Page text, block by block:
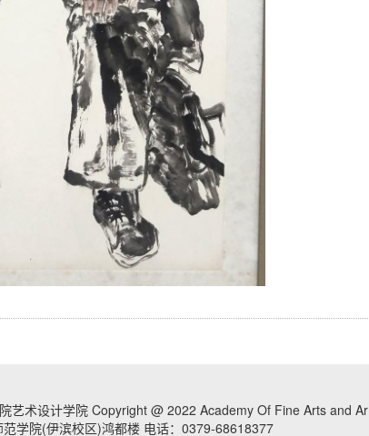
艺术设计学院 Copyright @ 2022 Academy Of Fine Arts and Ar
范学院(伊滨校区)鸿都楼 电话：0379-68618377